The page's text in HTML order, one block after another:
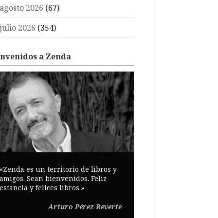
2026 (67)
2026 (354)
a Zenda
es un territorio de libros y
Sean bienvenidos. Feliz
y felices libros.»
Arturo Pérez-Reverte